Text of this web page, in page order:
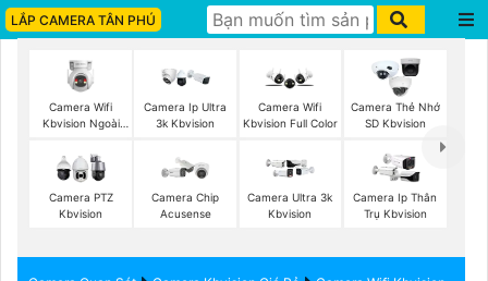
LẮP CAMERA TÂN PHÚ
Camera Wifi
Kbvision Ngoài
Camera Ip Ultra
3k Kbvision
Camera Wifi
Kbvision Full Color
Camera Thẻ Nhớ
SD Kbvision
Camera PTZ
Kbvision
Camera Chip
Acusense
Camera Ultra 3k
Kbvision
Camera Ip Thân
Trụ Kbvision